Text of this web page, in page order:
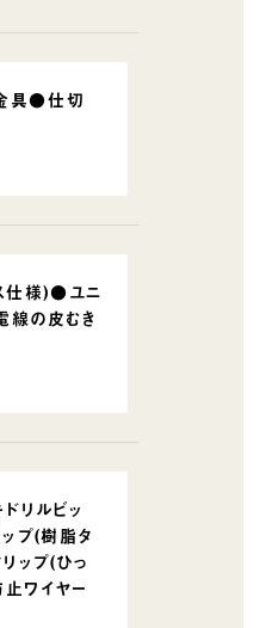
具●仕切
仕様)●ユニ
の皮むき
リルビッ
プ(樹脂タ
ップ(ひっ
ワイヤー